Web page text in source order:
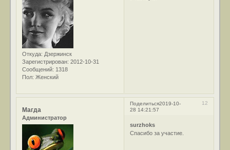
Откуда: Дзержинск
Зарегистрирован: 2012-10-31
Сообщений: 1318
Пол: Женский
Поделиться 12
2019-10-
28 14:21:57
Магда
Администратор
surzhoks
Спасибо за участие.